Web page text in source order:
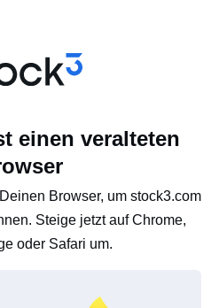
einen veralteten
Browser, um stock3.com
Steige jetzt auf Chrome,
oder Safari um.